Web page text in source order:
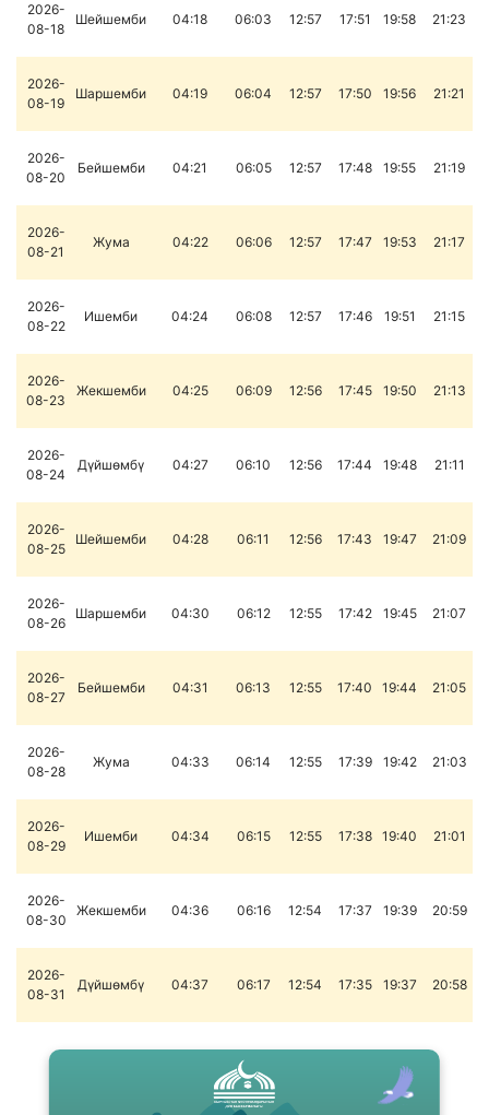
2026-
08-18
Шейшемби 04:18 06:03 12:57 17:51 19:58 21:23
2026-
08-19
Шаршемби 04:19 06:04 12:57 17:50 19:56 21:21
2026-
08-20
Бейшемби 04:21 06:05 12:57 17:48 19:55 21:19
2026-
08-21
Жума 04:22 06:06 12:57 17:47 19:53 21:17
2026-
08-22
Ишемби 04:24 06:08 12:57 17:46 19:51 21:15
2026-
08-23
Жекшемби 04:25 06:09 12:56 17:45 19:50 21:13
2026-
08-24
Дүйшөмбү 04:27 06:10 12:56 17:44 19:48 21:11
2026-
08-25
Шейшемби 04:28 06:11 12:56 17:43 19:47 21:09
2026-
08-26
Шаршемби 04:30 06:12 12:55 17:42 19:45 21:07
2026-
08-27
Бейшемби 04:31 06:13 12:55 17:40 19:44 21:05
2026-
08-28
Жума 04:33 06:14 12:55 17:39 19:42 21:03
2026-
08-29
Ишемби 04:34 06:15 12:55 17:38 19:40 21:01
2026-
08-30
Жекшемби 04:36 06:16 12:54 17:37 19:39 20:59
2026-
08-31
Дүйшөмбү 04:37 06:17 12:54 17:35 19:37 20:58